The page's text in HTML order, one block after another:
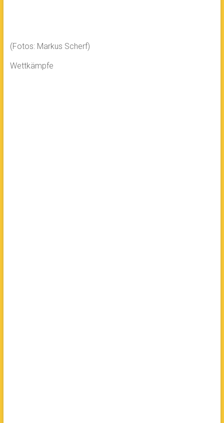
(Fotos: Markus Scherf)
Wettkämpfe